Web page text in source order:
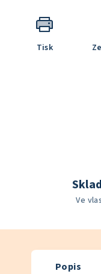
Tisk
Ve
Popis